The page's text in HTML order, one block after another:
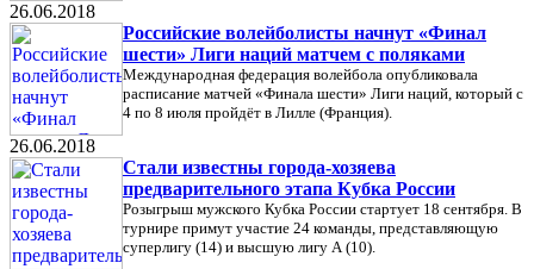
26.06.2018
Российские волейболисты начнут «Финал
шести» Лиги наций матчем с поляками
Международная федерация волейбола опубликовала
расписание матчей «Финала шести» Лиги наций, который с
4 по 8 июля пройдёт в Лилле (Франция).
26.06.2018
Стали известны города-хозяева
предварительного этапа Кубка России
Розыгрыш мужского Кубка России стартует 18 сентября. В
турнире примут участие 24 команды, представляющую
суперлигу (14) и высшую лигу А (10).